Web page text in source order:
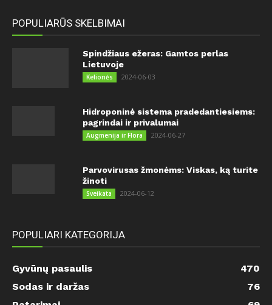
POPULIARŪS SKELBIMAI
Spindžiaus ežeras: Gamtos perlas
Lietuvoje
Kelionės 2024-06-03
Hidroponinė sistema pradedantiesiems:
pagrindai ir privalumai
Augmenija ir Flora 2024-06-27
Parvovirusas žmonėms: Viskas, ką turite
žinoti
Sveikata 2024-06-12
POPULIARI KATEGORIJA
Gyvūnų pasaulis
470
Sodas ir daržas
76